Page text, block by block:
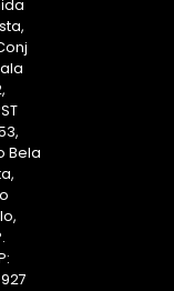
Bela
927